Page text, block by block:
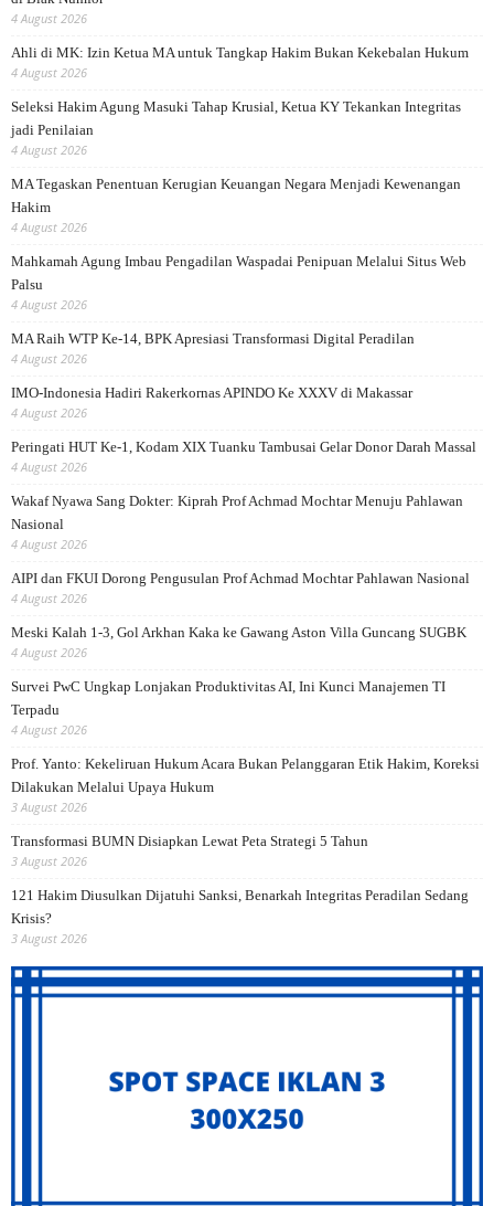
4 August 2026
Ahli di MK: Izin Ketua MA untuk Tangkap Hakim Bukan Kekebalan Hukum
4 August 2026
Seleksi Hakim Agung Masuki Tahap Krusial, Ketua KY Tekankan Integritas
jadi Penilaian
4 August 2026
MA Tegaskan Penentuan Kerugian Keuangan Negara Menjadi Kewenangan
Hakim
4 August 2026
Mahkamah Agung Imbau Pengadilan Waspadai Penipuan Melalui Situs Web
Palsu
4 August 2026
MA Raih WTP Ke-14, BPK Apresiasi Transformasi Digital Peradilan
4 August 2026
IMO-Indonesia Hadiri Rakerkornas APINDO Ke XXXV di Makassar
4 August 2026
Peringati HUT Ke-1, Kodam XIX Tuanku Tambusai Gelar Donor Darah Massal
4 August 2026
Wakaf Nyawa Sang Dokter: Kiprah Prof Achmad Mochtar Menuju Pahlawan
Nasional
4 August 2026
AIPI dan FKUI Dorong Pengusulan Prof Achmad Mochtar Pahlawan Nasional
4 August 2026
Meski Kalah 1-3, Gol Arkhan Kaka ke Gawang Aston Villa Guncang SUGBK
4 August 2026
Survei PwC Ungkap Lonjakan Produktivitas AI, Ini Kunci Manajemen TI
Terpadu
4 August 2026
Prof. Yanto: Kekeliruan Hukum Acara Bukan Pelanggaran Etik Hakim, Koreksi
Dilakukan Melalui Upaya Hukum
3 August 2026
Transformasi BUMN Disiapkan Lewat Peta Strategi 5 Tahun
3 August 2026
121 Hakim Diusulkan Dijatuhi Sanksi, Benarkah Integritas Peradilan Sedang
Krisis?
3 August 2026